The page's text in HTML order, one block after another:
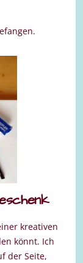
kreativen
könnt. Ich
der Seite,